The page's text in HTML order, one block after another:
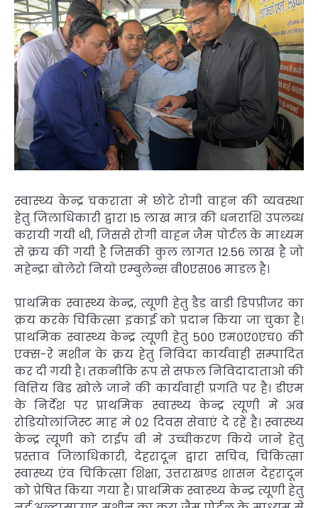
स्वास्थ्य केन्द्र चकराता मे छोटे रोगी वाहन की व्यवस्था
हेतु जिलाधिकारी द्वारा 15 लाख मात्र की धनराशि उपलब्ध
करायी गयी थी, जिससे रोगी वाहन जैम पोर्टल के माध्यम
से क्रय की गयी है जिसकी कुल लागत 12.56 लाख है जो
महेन्द्रा बोलेरो नियो एम्बुलेन्स बी0एस06 माडल है।
प्राथमिक स्वास्थ्य केन्द्र, त्यूणी हेतु डैड बाडी डिपप्रीजर का
क्रय करके चिकित्सा इकाई को प्रदान किया जा चुका है।
प्राथमिक स्वास्थ्य केन्द्र त्यूणी हेतु 500 एम०ए०एच० की
एक्स-रे मशीन के क्रय हेतु निविदा कार्यवाही सम्पादित
कर दी गयी है। तकनीकि रूप से सफल निविदादाताओ की
वित्तिय बिड खोले जाने की कार्यवाही प्रगति पर है। डीएम
के निर्देश पर प्राथमिक स्वास्थ्य केन्द्र त्यूणी मे अब
रोडियोलांजिस्ट माह मे 02 दिवस सेवाएं दे रहें है। स्वास्थ्य
केन्द्र त्यूणी को टाईप बी मे उच्चीकरण किये जाने हेतु
प्रस्ताव जिलाधिकारी, देहरादून द्वारा सचिव, चिकित्सा
स्वास्थ्य एंव चिकित्सा शिक्षा, उत्तराखण्ड शासन देहरादून
को प्रेषित किया गया है। प्राथमिक स्वास्थ्य केन्द्र त्यूणी हेतु